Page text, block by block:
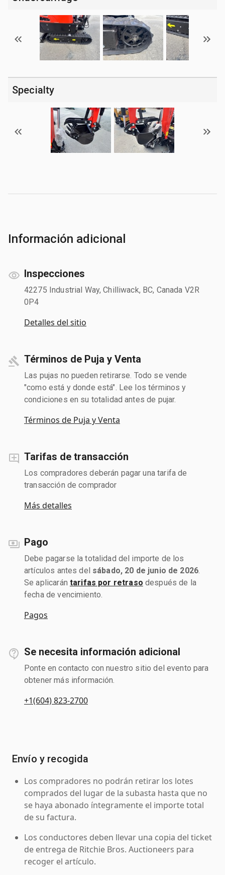
Specialty
Información adicional
Inspecciones
42275 Industrial Way, Chilliwack, BC, Canada V2R
0P4
Detalles del sitio
Términos de Puja y Venta
Las pujas no pueden retirarse. Todo se vende
"como está y donde está". Lee los términos y
condiciones en su totalidad antes de pujar.
Términos de Puja y Venta
Tarifas de transacción
Los compradores deberán pagar una tarifa de
transacción de comprador
Más detalles
Pago
Debe pagarse la totalidad del importe de los
artículos antes del sábado, 20 de junio de 2026
Se aplicarán tarifas por retraso después de la
fecha de vencimiento.
Pagos
Se necesita información adicional
Ponte en contacto con nuestro sitio del evento para
obtener más información.
+1(604) 823-2700
Envío y recogida
Los compradores no podrán retirar los lotes
comprados del lugar de la subasta hasta que no
se haya abonado íntegramente el importe total
de su factura.
Los conductores deben llevar una copia del ticket
de entrega de Ritchie Bros. Auctioneers para
recoger el artículo.